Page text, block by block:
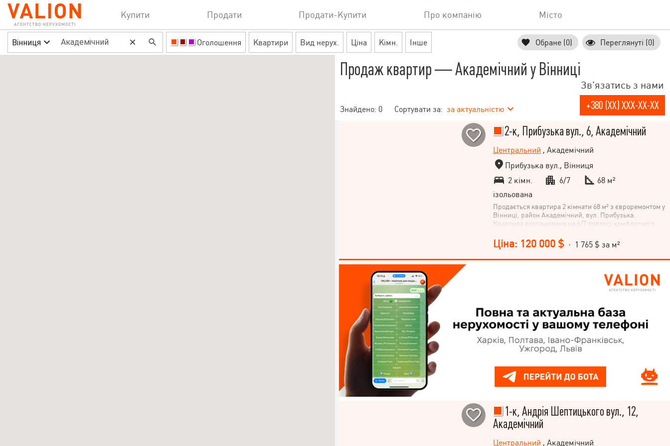
Купити Продати Продати-Купити Про компанію Місто
Вінниця Оголошення Квартири Вид нерух. Ціна Кімн. Інше Обране (0) Переглянуті (0)
Продаж квартир — Академічний у Вінниці
Знайдено: 0 Сортувати за: за актуальністю
Зв'язатись з нами
+380 (XX) XXX-XX-XX
2-к, Прибузька вул., 6, Академічний
Центральний , Академічний
Прибузька вул., Вінниця
2 кімн.
6/7
68 м²
ізольована
Продається квартира 2 кімнати 68 м² з євроремонтом у
Вінниці, район Академічний, вул. Прибузька.
Квартира розташована на 6/7 поверсі комфортного
втрачайте можливість стати власником цієї затишної
квартири! Телефонуйте!
Ціна: 120 000 $· 1 765 $ за м²
1-к, Андрія Шептицького вул., 12,
Академічний
Центральний , Академічний